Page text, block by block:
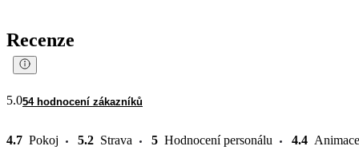
Recenze
5.054 hodnocení zákazníků
4.7 Pokoj 5.2 Strava 5 Hodnocení personálu 4.4 Animace